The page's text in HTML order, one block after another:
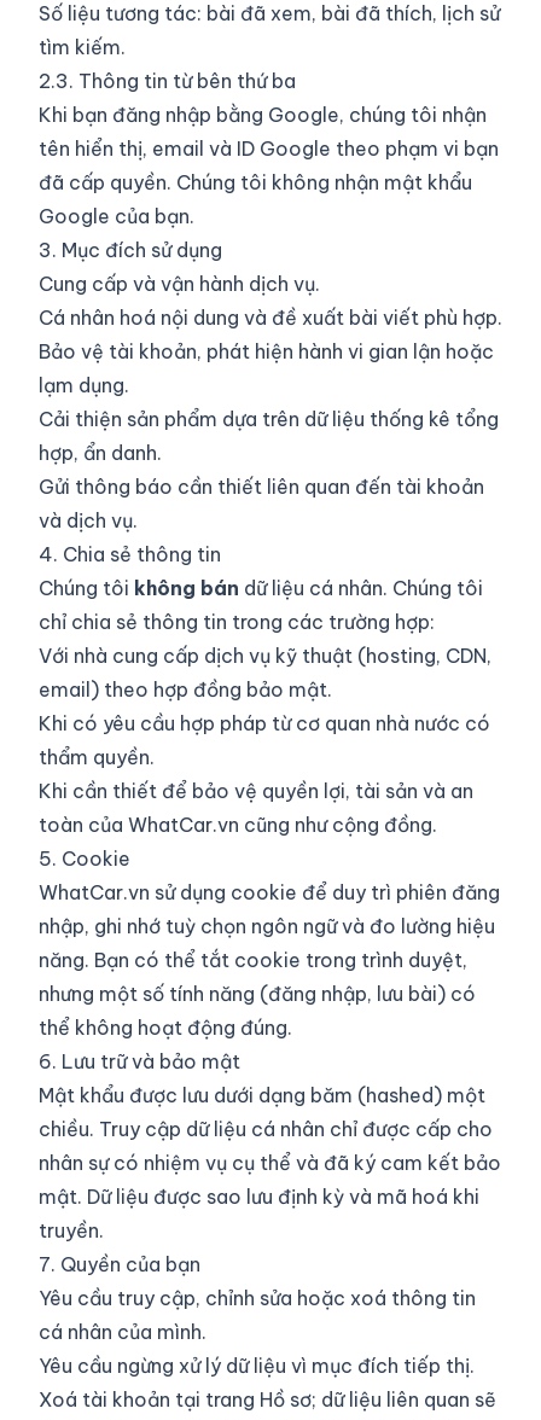
Số liệu tương tác: bài đã xem, bài đã thích, lịch sử
tìm kiếm.
2.3. Thông tin từ bên thứ ba
Khi bạn đăng nhập bằng Google, chúng tôi nhận
tên hiển thị, email và ID Google theo phạm vi bạn
đã cấp quyền. Chúng tôi không nhận mật khẩu
Google của bạn.
3. Mục đích sử dụng
Cung cấp và vận hành dịch vụ.
Cá nhân hoá nội dung và đề xuất bài viết phù hợp.
Bảo vệ tài khoản, phát hiện hành vi gian lận hoặc
lạm dụng.
Cải thiện sản phẩm dựa trên dữ liệu thống kê tổng
hợp, ẩn danh.
Gửi thông báo cần thiết liên quan đến tài khoản
và dịch vụ.
4. Chia sẻ thông tin
Chúng tôi không bán dữ liệu cá nhân. Chúng tôi
chỉ chia sẻ thông tin trong các trường hợp:
Với nhà cung cấp dịch vụ kỹ thuật (hosting, CDN,
email) theo hợp đồng bảo mật.
Khi có yêu cầu hợp pháp từ cơ quan nhà nước có
thẩm quyền.
Khi cần thiết để bảo vệ quyền lợi, tài sản và an
toàn của WhatCar.vn cũng như cộng đồng.
5. Cookie
WhatCar.vn sử dụng cookie để duy trì phiên đăng
nhập, ghi nhớ tuỳ chọn ngôn ngữ và đo lường hiệu
năng. Bạn có thể tắt cookie trong trình duyệt,
nhưng một số tính năng (đăng nhập, lưu bài) có
thể không hoạt động đúng.
6. Lưu trữ và bảo mật
Mật khẩu được lưu dưới dạng băm (hashed) một
chiều. Truy cập dữ liệu cá nhân chỉ được cấp cho
nhân sự có nhiệm vụ cụ thể và đã ký cam kết bảo
mật. Dữ liệu được sao lưu định kỳ và mã hoá khi
truyền.
7. Quyền của bạn
Yêu cầu truy cập, chỉnh sửa hoặc xoá thông tin
cá nhân của mình.
Yêu cầu ngừng xử lý dữ liệu vì mục đích tiếp thị.
Xoá tài khoản tại trang Hồ sơ; dữ liệu liên quan sẽ